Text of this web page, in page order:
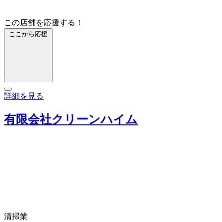
この店舗を応援する！
ここから応援
詳細を見る
有限会社クリーンハイム
清掃業